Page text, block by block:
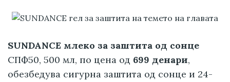
SUNDANCE млеко за заштита од сонце
СПФ50, 500 мл, по цена од 699 денари,
обезбедува сигурна заштита од сонце и 24-